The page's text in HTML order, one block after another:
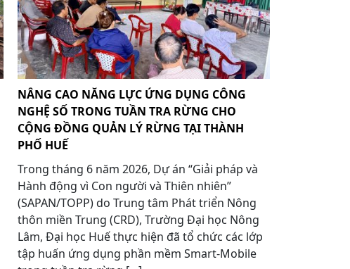
NÂNG CAO NĂNG LỰC ỨNG DỤNG CÔNG
NGHỆ SỐ TRONG TUẦN TRA RỪNG CHO
CỘNG ĐỒNG QUẢN LÝ RỪNG TẠI THÀNH
PHỐ HUẾ
Trong tháng 6 năm 2026, Dự án “Giải pháp và
Hành động vì Con người và Thiên nhiên”
(SAPAN/TOPP) do Trung tâm Phát triển Nông
thôn miền Trung (CRD), Trường Đại học Nông
Lâm, Đại học Huế thực hiện đã tổ chức các lớp
tập huấn ứng dụng phần mềm Smart-Mobile